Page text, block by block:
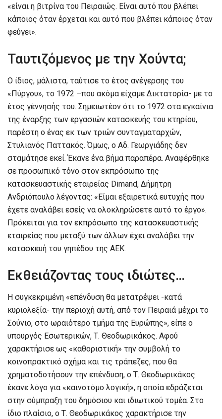
«είναι η βιτρίνα του Πειραιώς. Είναι αυτό που βλέπει
κάποιος όταν έρχεται και αυτό που βλέπει κάποιος όταν
φεύγει».
Ταυτιζόμενος με την Χούντα;
Ο ίδιος, μάλιστα, ταύτισε το έτος ανέγερσης του
«Πύργου», το 1972 –που ακόμα είχαμε Δικτατορία- με το
έτος γέννησής του. Σημειωτέον ότι το 1972 στα εγκαίνια
της έναρξης των εργασιών κατασκευής του κτηρίου,
παρέστη ο ένας εκ των τριών συνταγματαρχών,
Στυλιανός Παττακός. Όμως, ο Αδ. Γεωργιάδης δεν
σταμάτησε εκεί. Έκανε ένα βήμα παραπέρα. Αναφέρθηκε
σε προσωπικό τόνο στον εκπρόσωπο της
κατασκευαστικής εταιρείας Dimand, Δήμητρη
Ανδριόπουλο λέγοντας: «Είμαι εξαιρετικά ευτυχής που
έχετε αναλάβει εσείς να ολοκληρώσετε αυτό το έργο».
Πρόκειται για τον εκπρόσωπο της κατασκευαστικής
εταιρείας που μεταξύ των άλλων έχει αναλάβει την
κατασκευή του γηπέδου της ΑΕΚ.
Εκθειάζοντας τους ιδιώτες…
Η συγκεκριμένη «επένδυση θα μετατρέψει -κατά
κυριολεξία- την περιοχή αυτή, από τον Πειραιά μέχρι το
Σούνιο, στο ωραιότερο τμήμα της Ευρώπης», είπε ο
υπουργός Εσωτερικών, Τ. Θεοδωρικάκος. Αφού
χαρακτήρισε ως «καθοριστική» την συμβολή το
κοινοπρακτικό σχήμα και τις τράπεζες, που θα
χρηματοδοτήσουν την επένδυση, ο Τ. Θεοδωρικάκος
έκανε λόγο για «καινοτόμο λογική», η οποία εδράζεται
στην σύμπραξη του δημόσιου και ιδιωτικού τομέα. Στο
ίδιο πλαίσιο, ο Τ. Θεοδωρικάκος χαρακτήρισε την